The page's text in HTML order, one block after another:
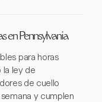
en Pennsylvania
para horas
la ley de
de cuello
y cumplen